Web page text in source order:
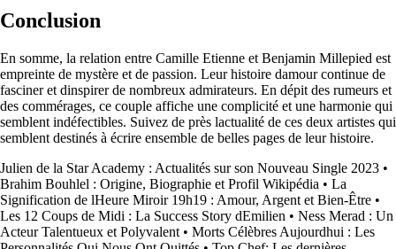
Conclusion
En somme, la relation entre Camille Etienne et Benjamin Millepied est
empreinte de mystère et de passion. Leur histoire damour continue de
fasciner et dinspirer de nombreux admirateurs. En dépit des rumeurs et
des commérages, ce couple affiche une complicité et une harmonie qui
semblent indéfectibles. Suivez de près lactualité de ces deux artistes qui
semblent destinés à écrire ensemble de belles pages de leur histoire.
Julien de la Star Academy : Actualités sur son Nouveau Single 2023 •
Brahim Bouhlel : Origine, Biographie et Profil Wikipédia • La
Signification de lHeure Miroir 19h19 : Amour, Argent et Bien-Être •
Les 12 Coups de Midi : La Success Story dEmilien • Ness Merad : Un
Acteur Talentueux et Polyvalent • Morts Célèbres Aujourdhui : Les